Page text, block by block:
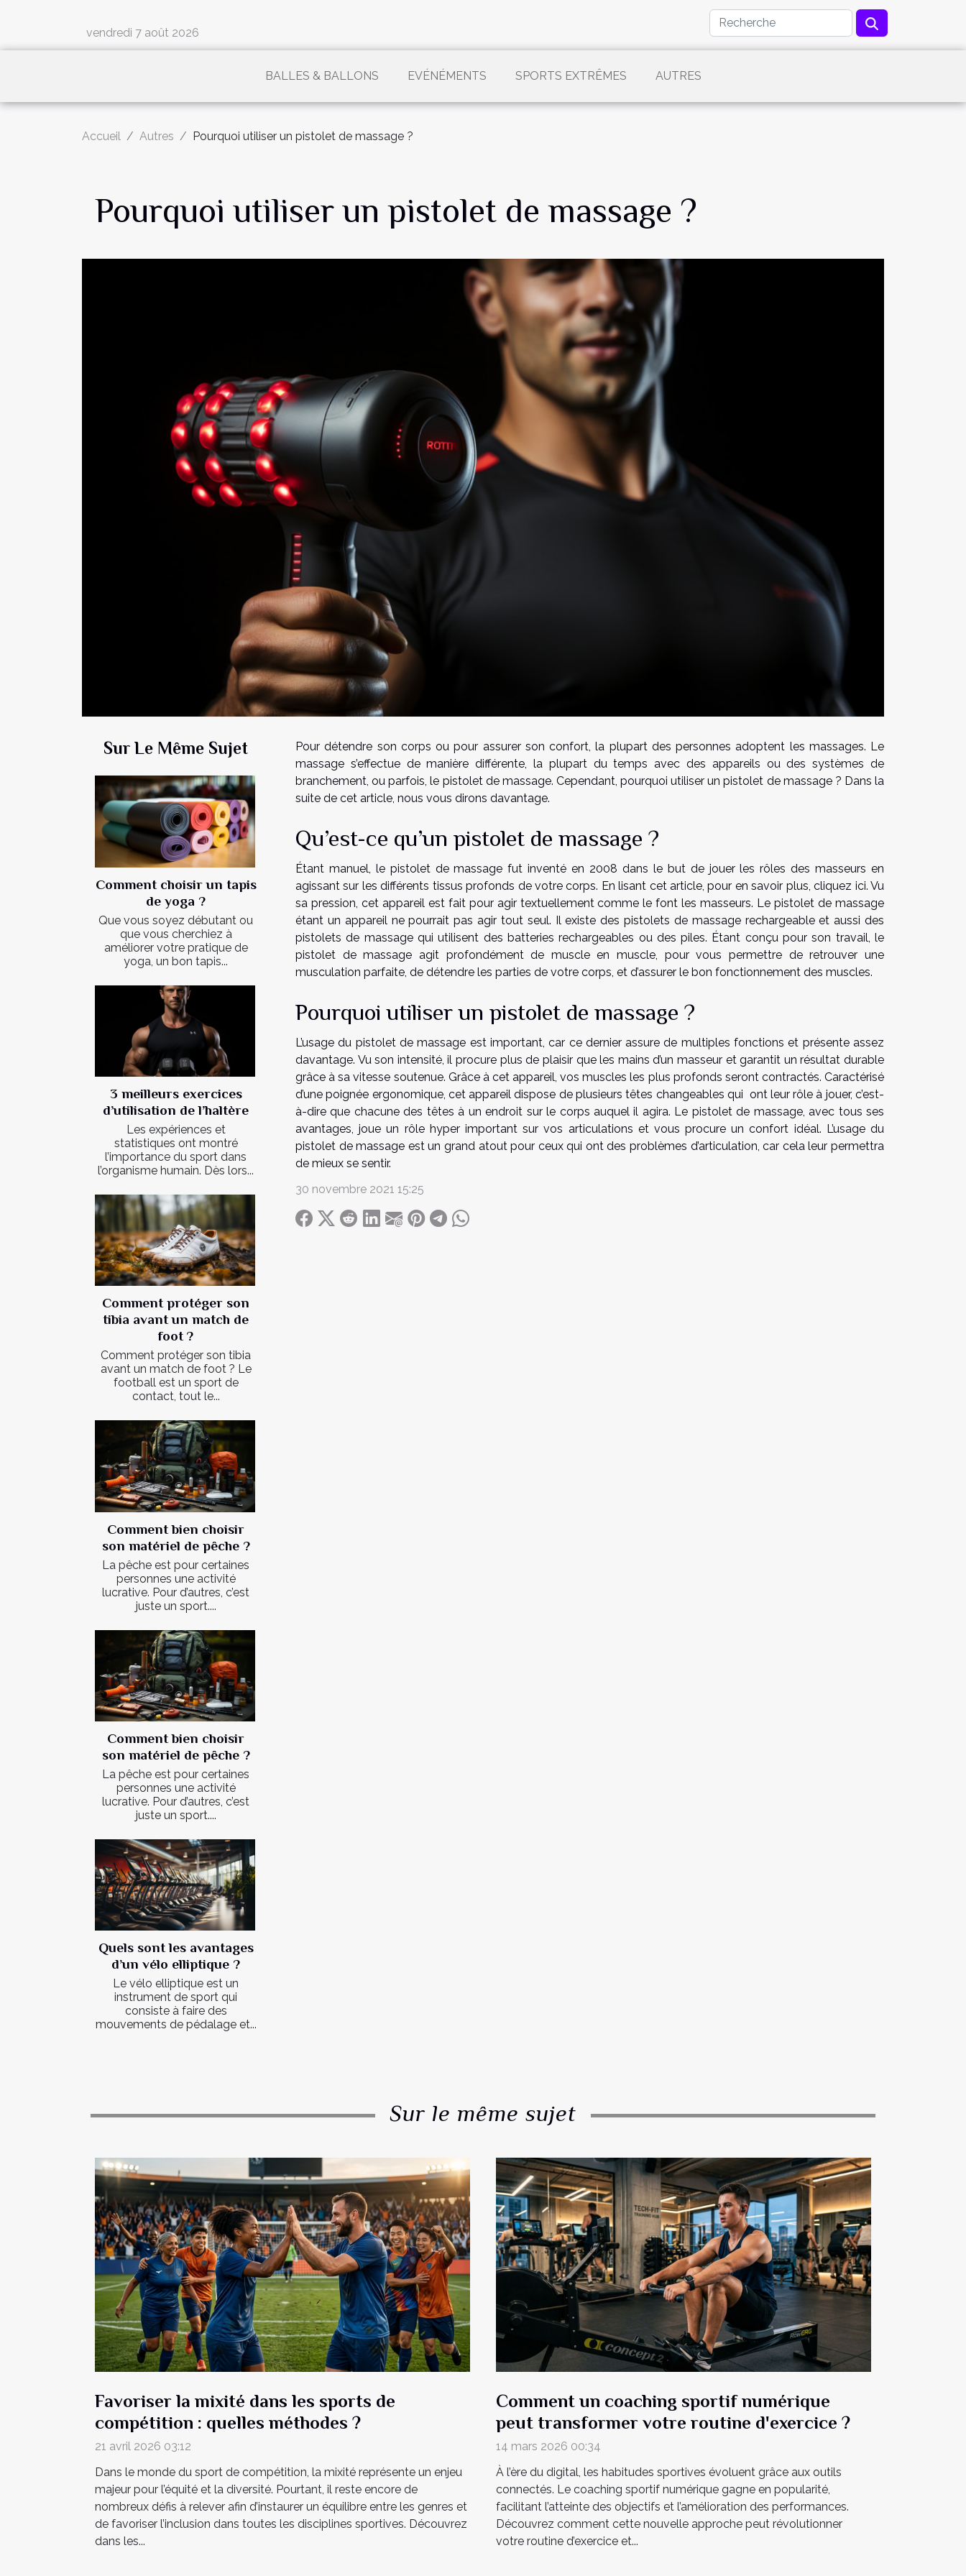
vendredi 7 août 2026
BALLES & BALLONS EVÉNÉMENTS SPORTS EXTRÊMES AUTRES
Accueil Autres Pourquoi utiliser un pistolet de massage ?
Pourquoi utiliser un pistolet de massage ?
Sur Le Même Sujet
Comment choisir un tapis
de yoga ?
Que vous soyez débutant ou
que vous cherchiez à
améliorer votre pratique de
yoga, un bon tapis...
3 meilleurs exercices
d’utilisation de l’haltère
Les expériences et
statistiques ont montré
l’importance du sport dans
l’organisme humain. Dès lors...
Comment protéger son
tibia avant un match de
foot ?
Comment protéger son tibia
avant un match de foot ? Le
football est un sport de
contact, tout le...
Comment bien choisir
son matériel de pêche ?
La pêche est pour certaines
personnes une activité
lucrative. Pour d’autres, c’est
juste un sport....
Comment bien choisir
son matériel de pêche ?
La pêche est pour certaines
personnes une activité
lucrative. Pour d’autres, c’est
juste un sport....
Quels sont les avantages
d’un vélo elliptique ?
Le vélo elliptique est un
instrument de sport qui
consiste à faire des
mouvements de pédalage et...
Pour détendre son corps ou pour assurer son confort, la plupart des personnes adoptent les massages. Le
massage s’effectue de manière différente, la plupart du temps avec des appareils ou des systèmes de
branchement, ou parfois, le pistolet de massage. Cependant, pourquoi utiliser un pistolet de massage ? Dans la
suite de cet article, nous vous dirons davantage.
Qu’est-ce qu’un pistolet de massage ?
Étant manuel, le pistolet de massage fut inventé en 2008 dans le but de jouer les rôles des masseurs en
agissant sur les différents tissus profonds de votre corps. En lisant cet article,pour en savoir plus, cliquez ici. Vu
sa pression, cet appareil est fait pour agir textuellement comme le font les masseurs. Le pistolet de massage
étant un appareil ne pourrait pas agir tout seul. Il existe des pistolets de massage rechargeable et aussi des
pistolets de massage qui utilisent des batteries rechargeables ou des piles. Étant conçu pour son travail, le
pistolet de massage agit profondément de muscle en muscle, pour vous permettre de retrouver une
musculation parfaite, de détendre les parties de votre corps, et d’assurer le bon fonctionnement des muscles.
Pourquoi utiliser un pistolet de massage ?
L’usage du pistolet de massage est important, car ce dernier assure de multiples fonctions et présente assez
davantage. Vu son intensité, il procure plus de plaisir que les mains d’un masseur et garantit un résultat durable
grâce à sa vitesse soutenue. Grâce à cet appareil, vos muscles les plus profonds seront contractés. Caractérisé
d’une poignée ergonomique, cet appareil dispose de plusieurs têtes changeables qui ont leur rôle à jouer, c’est-
à-dire que chacune des têtes à un endroit sur le corps auquel il agira. Le pistolet de massage, avec tous ses
avantages, joue un rôle hyper important sur vos articulations et vous procure un confort idéal. L’usage du
pistolet de massage est un grand atout pour ceux qui ont des problèmes d’articulation, car cela leur permettra
de mieux se sentir.
30 novembre 2021 15:25
Sur le même sujet
Favoriser la mixité dans les sports de
compétition : quelles méthodes ?
21 avril 2026 03:12
Dans le monde du sport de compétition, la mixité représente un enjeu
majeur pour l’équité et la diversité. Pourtant, il reste encore de
nombreux défis à relever afin d’instaurer un équilibre entre les genres et
de favoriser l’inclusion dans toutes les disciplines sportives. Découvrez
dans les...
Comment un coaching sportif numérique
peut transformer votre routine d'exercice ?
14 mars 2026 00:34
À l’ère du digital, les habitudes sportives évoluent grâce aux outils
connectés. Le coaching sportif numérique gagne en popularité,
facilitant l’atteinte des objectifs et l’amélioration des performances.
Découvrez comment cette nouvelle approche peut révolutionner
votre routine d’exercice et...